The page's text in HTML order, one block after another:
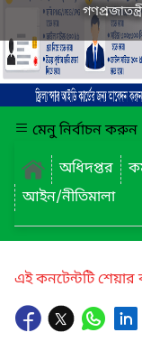
মেনু নির্বাচন করুন
অধিদপ্তর
আইন/নীতিমালা
এই কনটেন্টটি